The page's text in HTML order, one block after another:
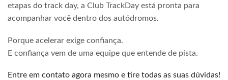
etapas do track day, a Club TrackDay está pronta para
acompanhar você dentro dos autódromos.
Porque acelerar exige confiança.
E confiança vem de uma equipe que entende de pista.
Entre em contato agora mesmo e tire todas as suas dúvidas!